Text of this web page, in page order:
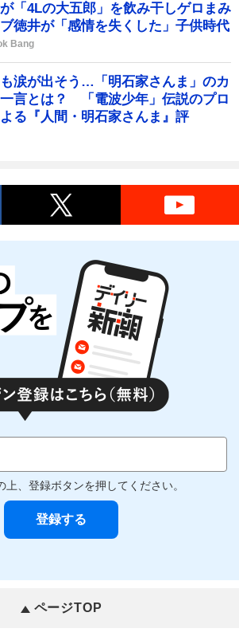
「4Lの大五郎」を飲み干しゲロまみ
徳井が「感情を失くした」子供時代
Bang
涙が出そう…「明石家さんま」のカ
言とは？ 「電波少年」伝説のプロ
る『人間・明石家さんま』評
上、登録ボタンを押してください。
ページTOP